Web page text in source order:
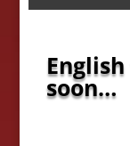
soon…